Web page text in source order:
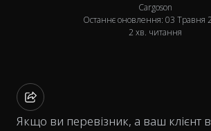
Cargoson
Останнє оновлення: 03 Травня
2 хв. читання
Якщо ви перевізник, а ваш клієнт